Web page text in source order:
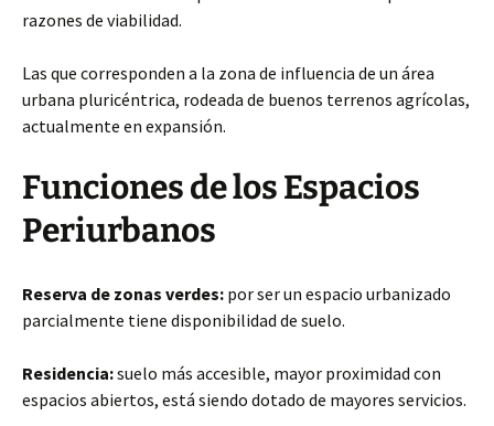
razones de viabilidad.
Las que corresponden a la zona de influencia de un área
urbana pluricéntrica, rodeada de buenos terrenos agrícolas,
actualmente en expansión.
Funciones de los Espacios
Periurbanos
Reserva de zonas verdes: por ser un espacio urbanizado
parcialmente tiene disponibilidad de suelo.
Residencia:suelo más accesible, mayor proximidad con
espacios abiertos, está siendo dotado de mayores servicios.